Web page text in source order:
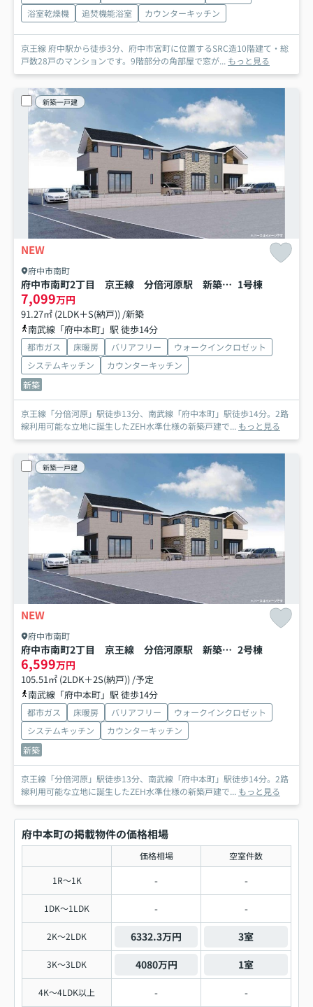
浴室乾燥機
追焚機能浴室 カウンターキッチン
京王線 府中駅から徒歩3分、府中市宮町に位置するSRC造10階建て・総
戸数28戸のマンションです。9階部分の角部屋で窓が... もっと見る
新築一戸建
NEW
府中市南町
府中市南町2丁目 京王線 分倍河原駅 新築戸建 1号棟
7,099万円
91.27㎡ (2LDK＋S(納戸)) /新築
南武線「府中本町」駅 徒歩14分
都市ガス 床暖房 バリアフリー
ウォークインクロゼット
システムキッチン
カウンターキッチン
新築
京王線「分倍河原」駅徒歩13分、南武線「府中本町」駅徒歩14分。2路
線利用可能な立地に誕生したZEH水準仕様の新築戸建で... もっと見る
新築一戸建
NEW
府中市南町
府中市南町2丁目 京王線 分倍河原駅 新築戸建 2号棟
6,599万円
105.51㎡ (2LDK＋2S(納戸)) /予定
南武線「府中本町」駅 徒歩14分
都市ガス 床暖房 バリアフリー
ウォークインクロゼット
システムキッチン
カウンターキッチン
新築
京王線「分倍河原」駅徒歩13分、南武線「府中本町」駅徒歩14分。2路
線利用可能な立地に誕生したZEH水準仕様の新築戸建で... もっと見る
府中本町の掲載物件の価格相場
価格相場 空室件数
1R～1K - -
1DK～1LDK - -
2K～2LDK 6332.3万円 3室
3K～3LDK 4080万円 1室
4K～4LDK以上 - -